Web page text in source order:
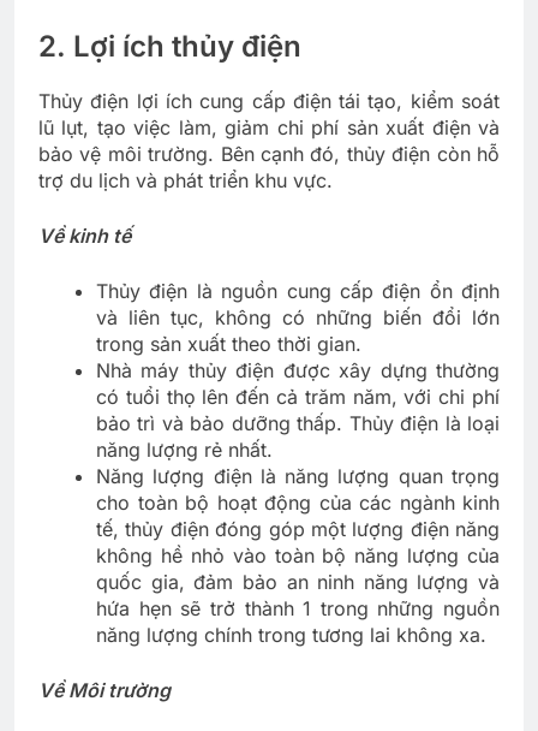
2. Lợi ích thủy điện
Thủy điện lợi ích cung cấp điện tái tạo, kiểm soát
lũ lụt, tạo việc làm, giảm chi phí sản xuất điện và
bảo vệ môi trường. Bên cạnh đó, thủy điện còn hỗ
trợ du lịch và phát triển khu vực.
Về kinh tế
Thủy điện là nguồn cung cấp điện ổn định
và liên tục, không có những biến đổi lớn
trong sản xuất theo thời gian.
Nhà máy thủy điện được xây dựng thường
có tuổi thọ lên đến cả trăm năm, với chi phí
bảo trì và bảo dưỡng thấp. Thủy điện là loại
năng lượng rẻ nhất.
Năng lượng điện là năng lượng quan trọng
cho toàn bộ hoạt động của các ngành kinh
tế, thủy điện đóng góp một lượng điện năng
không hề nhỏ vào toàn bộ năng lượng của
quốc gia, đảm bảo an ninh năng lượng và
hứa hẹn sẽ trở thành 1 trong những nguồn
năng lượng chính trong tương lai không xa.
Về Môi trường